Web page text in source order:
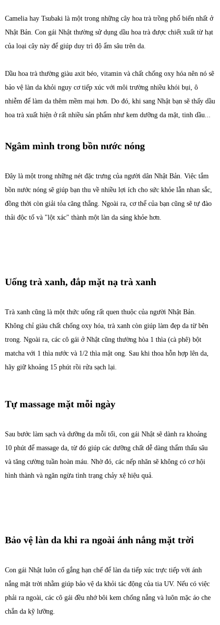
Camelia hay Tsubaki là một trong những cây hoa trà trồng phổ biến nhất ở
Nhật Bản. Con gái Nhật thường sử dụng dầu hoa trà được chiết xuất từ hạt
của loại cây này để giúp duy trì độ ẩm sâu trên da.
Dầu hoa trà thường giàu axit béo, vitamin và chất chống oxy hóa nên nó sẽ
bảo vệ làn da khỏi nguy cơ tiếp xúc với môi trường nhiều khói bụi, ô
nhiễm để làm da thêm mềm mại hơn. Do đó, khi sang Nhật bạn sẽ thấy dầu
hoa trà xuất hiện ở rất nhiều sản phẩm như kem dưỡng da mặt, tinh dầu...
Ngâm mình trong bồn nước nóng
Đây là một trong những nét đặc trưng của người dân Nhật Bản. Việc tắm
bồn nước nóng sẽ giúp bạn thu về nhiều lợi ích cho sức khỏe lẫn nhan sắc,
đồng thời còn giải tỏa căng thẳng. Ngoài ra, cơ thể của bạn cũng sẽ tự đào
thải độc tố và "lột xác" thành một làn da sáng khỏe hơn.
Uống trà xanh, đắp mặt nạ trà xanh
Trà xanh cũng là một thức uống rất quen thuộc của người Nhật Bản.
Không chỉ giàu chất chống oxy hóa, trà xanh còn giúp làm đẹp da từ bên
trong. Ngoài ra, các cô gái ở Nhật cũng thường hòa 1 thìa (cà phê) bột
matcha với 1 thìa nước và 1/2 thìa mật ong. Sau khi thoa hỗn hợp lên da,
hãy giữ khoảng 15 phút rồi rửa sạch lại.
Tự massage mặt mỗi ngày
Sau bước làm sạch và dưỡng da mỗi tối, con gái Nhật sẽ dành ra khoảng
10 phút để massage da, từ đó giúp các dưỡng chất dễ dàng thẩm thấu sâu
và tăng cường tuần hoàn máu. Nhờ đó, các nếp nhăn sẽ không có cơ hội
hình thành và ngăn ngừa tình trạng chảy xệ hiệu quả.
Bảo vệ làn da khi ra ngoài ánh nắng mặt trời
Con gái Nhật luôn cố gắng hạn chế để làn da tiếp xúc trực tiếp với ánh
nắng mặt trời nhằm giúp bảo vệ da khỏi tác động của tia UV. Nếu có việc
phải ra ngoài, các cô gái đều nhớ bôi kem chống nắng và luôn mặc áo che
chắn da kỹ lưỡng.